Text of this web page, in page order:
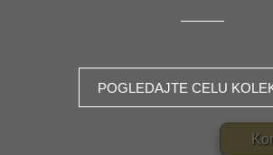
POGLEDAJTE CELU